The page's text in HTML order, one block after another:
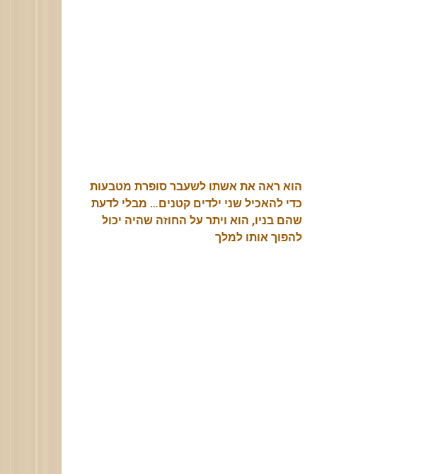
הוא ראה את אשתו לשעבר סופרת מטבעות
כדי להאכיל שני ילדים קטנים… מבלי לדעת
שהם בניו, הוא ויתר על החוזה שהיה יכול
להפוך אותו למלך